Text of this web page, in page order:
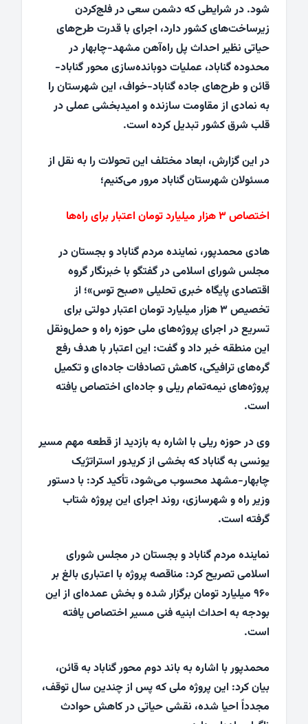
شود. در شرایطی که دشمن سعی در فلج‌کردن
زیرساخت‌های کشور دارد، اجرای با قدرت طرح‌های
حیاتی نظیر احداث پل راه‌آهن مشهد-چابهار در
محدوده گناباد، عملیات دوبانده‌سازی محور گناباد-
قائن و طرح‌های جاده گناباد-خواف، این شهرستان را
به نمادی از مقاومت سازنده و امیدبخشی عملی در
قلب شرق کشور تبدیل کرده است.
در این گزارش، ابعاد مختلف این تحولات را به نقل از
مسئولان شهرستان گناباد مرور می‌کنیم؛
اختصاص ۳ هزار میلیارد تومان اعتبار برای راه‌ها
هادی محمدپور، نماینده مردم گناباد و بجستان در
مجلس شورای اسلامی در گفتگو با خبرنگار گروه
اقتصادی پایگاه خبری تحلیلی «صبح توس»؛ از
تخصیص ۳ هزار میلیارد تومان اعتبار دولتی برای
تسریع در اجرای پروژه‌های ملی حوزه راه و حمل‌ونقل
این منطقه خبر داد و گفت: این اعتبار با هدف رفع
گره‌های ترافیکی، کاهش تصادفات جاده‌ای و تکمیل
پروژه‌های نیمه‌تمام ریلی و جاده‌ای اختصاص یافته
است.
وی در حوزه ریلی با اشاره به بازدید از قطعه مهم مسیر
یونسی به گناباد که بخشی از کریدور استراتژیک
چابهار-مشهد محسوب می‌شود، تأکید کرد: با دستور
وزیر راه و شهرسازی، روند اجرای این پروژه شتاب
گرفته است.
نماینده مردم گناباد و بجستان در مجلس شورای
اسلامی تصریح کرد: مناقصه پروژه با اعتباری بالغ بر
۹۶۰ میلیارد تومان برگزار شده و بخش عمده‌ای از این
بودجه به احداث ابنیه فنی مسیر اختصاص یافته
است.
محمدپور با اشاره به باند دوم محور گناباد به قائن،
بیان کرد: این پروژه ملی که پس از چندین سال توقف،
مجدداً احیا شده، نقشی حیاتی در کاهش حوادث